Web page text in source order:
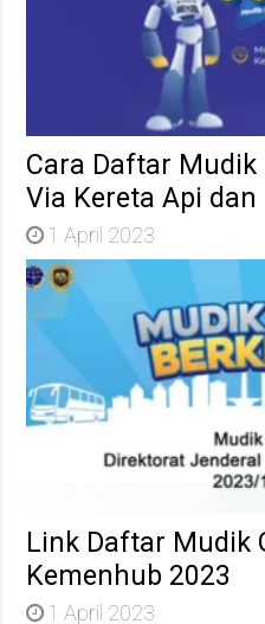
Cara Daftar
Via Kereta Api
1 April 2023
Link Daftar Mudik
Kemenhub 2023
1 April 2023